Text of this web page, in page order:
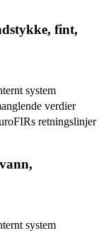
fint,
system
verdier
retningslinjer
system